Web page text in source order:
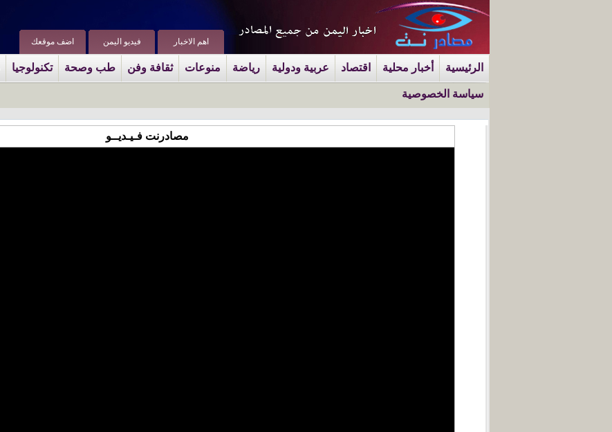
اضف موقعك فيديو اليمن اهم الاخبار
الرئيسية أخبار محلية اقتصاد عربية ودولية رياضة منوعات ثقافة وفن طب وصحة تكنولوجيا
سياسة الخصوصية
مصادرنت فـيـديــو